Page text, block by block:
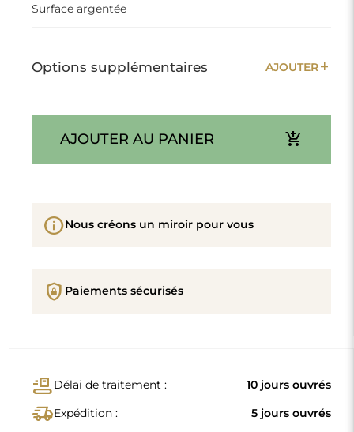
Surface argentée
Options supplémentaires AJOUTERadd
AJOUTER AU PANIER add_shopping_cart
infoNous créons un miroir pour vous
shield_lock Paiements sécurisés
conveyor_beltDélai de traitement : 10 jours ouvrés
delivery_truck_speedExpédition : 5 jours ouvrés